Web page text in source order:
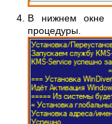
В нижнем окне
процедуры.